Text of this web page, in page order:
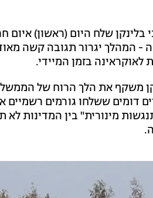
בלינקן שלח היום (ראשון) איום
- המהלך יגרור תגובה קשה
בזמן המיידי.
משקף את הלך הרוח של
דומים ששלחו גורמים רשמיים
מינורית" בין המדינות לא